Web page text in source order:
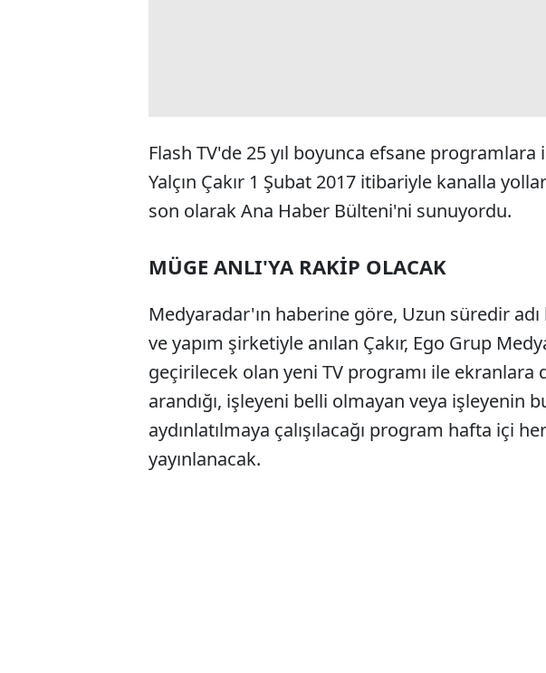
Flash TV'de 25 yıl boyunca efsane
Yalçın Çakır 1 Şubat 2017 itibariyle kanalla
son olarak Ana Haber Bülteni'ni sunuyordu.
MÜGE ANLI'YA RAKİP OLACAK
Medyaradar'ın haberine göre, Uzun süredir
ve yapım şirketiyle anılan Çakır, Ego Grup
geçirilecek olan yeni TV programı ile ekranlara
arandığı, işleyeni belli olmayan veya işleyenin
aydınlatılmaya çalışılacağı program hafta içi
yayınlanacak.